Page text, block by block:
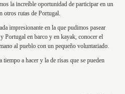
la increíble oportunidad de participar en un
otros rutas de Portugal.
impresionante en la que pudimos pasear
Portugal en barco y en kayak, conocer el
al pueblo con un pequeño voluntariado.
tiempo a hacer y la de risas que se pueden